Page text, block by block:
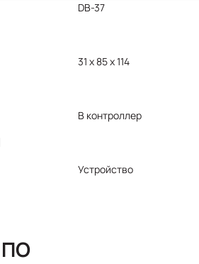
DB-37
31 x 85 x 114
В контроллер
Устройство
ПО